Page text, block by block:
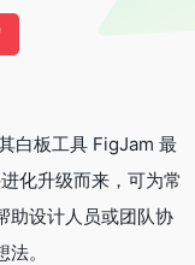
白板工具 FigJam 最
化升级而来，可为常
助设计人员或团队协
。